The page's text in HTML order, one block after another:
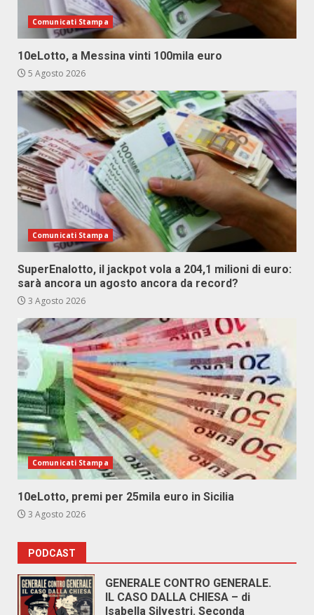
Comunicati Stampa
10eLotto, a Messina vinti 100mila euro
5 Agosto 2026
Comunicati Stampa
SuperEnalotto, il jackpot vola a 204,1 milioni di euro:
sarà ancora un agosto ancora da record?
3 Agosto 2026
Comunicati Stampa
10eLotto, premi per 25mila euro in Sicilia
3 Agosto 2026
PODCAST
GENERALE CONTRO GENERALE.
IL CASO DALLA CHIESA – di
Isabella Silvestri. Seconda